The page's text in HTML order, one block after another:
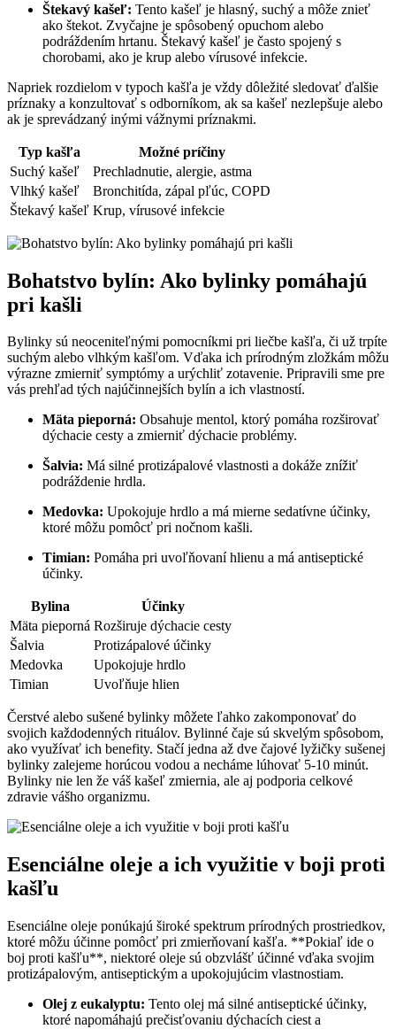
Štekavý kašeľ: Tento kašeľ je hlasný, suchý⁣ a ⁤môže znieť
ako štekot. Zvyčajne je spôsobený opuchom alebo
podráždením ​hrtanu.⁣ Štekavý kašeľ je často spojený ​s​
chorobami, ako je krup alebo vírusové ⁤infekcie.
Napriek rozdielom v typoch kašľa ​je vždy dôležité‌ sledovať ďalšie
príznaky a‌ konzultovať​ s odborníkom, ak sa kašeľ nezlepšuje alebo
‍ak je ⁣sprevádzaný ​inými vážnymi príznakmi.
Typ ‍kašľa
Možné príčiny
Suchý kašeľ
Prechladnutie, alergie, astma
Vlhký kašeľ
Bronchitída, ‍zápal ⁣pľúc, COPD
Štekavý kašeľ Krup, ‍vírusové ⁤infekcie
Bohatstvo bylín: Ako ⁣bylinky pomáhajú‍
pri kašli
Bylinky sú neoceniteľnými‍ pomocníkmi pri‍ liečbe kašľa,⁤ či⁢ už trpíte
suchým alebo vlhkým kašľom. Vďaka ich prírodným zložkám‍ môžu
výrazne zmierniť symptómy ‌a ‌urýchliť zotavenie. Pripravili‍ sme pre
vás prehľad ⁢tých‍ najúčinnejších bylín a ich ​vlastností.
Mäta pieporná: Obsahuje ‌mentol, ktorý pomáha‍ rozširovať
dýchacie cesty a ⁣zmierniť dýchacie problémy.
Šalvia: ‌Má silné protizápalové‍ vlastnosti a dokáže ​znížiť
‍podráždenie ⁣hrdla.
Medovka: Upokojuje hrdlo a má mierne sedatívne účinky,
ktoré ‌môžu pomôcť ‌pri nočnom kašli.
Timian: Pomáha ⁣pri uvoľňovaní hlienu a⁣ má‍ antiseptické
účinky.
Bylina
Účinky
Mäta pieporná Rozširuje dýchacie cesty
Šalvia
Protizápalové účinky
Medovka
Upokojuje hrdlo
Timian
Uvoľňuje hlien
Čerstvé alebo sušené bylinky môžete ľahko zakomponovať do
svojich každodenných ‍rituálov. ​Bylinné čaje sú skvelým spôsobom,
ako využívať ich benefity. Stačí⁣ jedna až dve⁣ čajové lyžičky sušenej
bylinky zalejeme⁣ horúcou vodou ⁤a necháme lúhovať⁣ 5-10 minút.
Bylinky nie len že váš kašeľ‌ zmiernia,⁣ ale aj podporia celkové
zdravie vášho ‌organizmu.
Esenciálne oleje a ich využitie v‌ boji proti
kašľu
Esenciálne oleje ponúkajú​ široké spektrum prírodných​ prostriedkov,
ktoré môžu účinne pomôcť⁢ pri zmierňovaní kašľa. **Pokiaľ​ ide o
boj proti kašľu**, niektoré ‌oleje sú obzvlášť účinné ‍vďaka svojim
protizápalovým, antiseptickým a upokojujúcim vlastnostiam.
Olej ⁢z eukalyptu: Tento olej‍ má silné antiseptické​ účinky,⁤
ktoré napomáhajú​ prečisťovaniu dýchacích ciest‍ a